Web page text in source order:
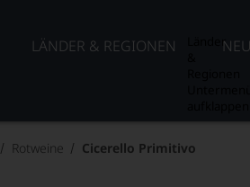
LÄNDER & REGIONEN
Länder
Rotweine Cicerello Primitivo